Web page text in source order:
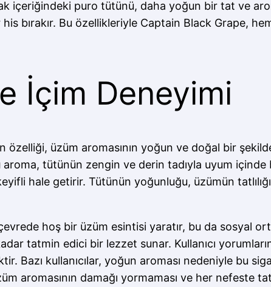
içeriğindeki puro tütünü, daha yoğun bir tat ve
bırakır. Bu özellikleriyle Captain Black Grape,
İçim Deneyimi
özelliği, üzüm aromasının yoğun ve doğal bir
tütünün zengin ve derin tadıyla uyum
hale getirir. Tütünün yoğunluğu, üzümün
hoş bir üzüm esintisi yaratır, bu da sosyal
tatmin edici bir lezzet sunar. Kullanıcı
Bazı kullanıcılar, yoğun aroması nedeniyle bu
aromasının damağı yormaması ve her nefeste